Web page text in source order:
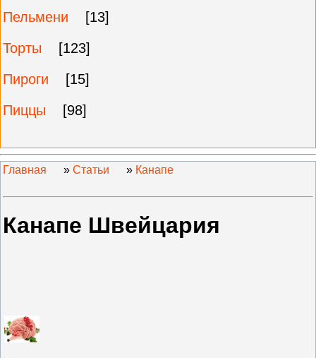
Пельмени
[13]
Торты
[123]
Пироги
[15]
Пиццы
[98]
Главная » Статьи » Канапе
Канапе Швейцария